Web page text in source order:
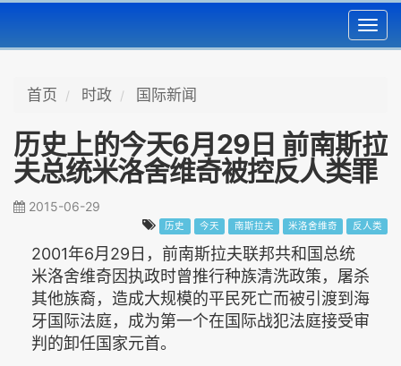
首页 时政 国际新闻
历史上的今天6月29日 前南斯拉
夫总统米洛舍维奇被控反人类罪
2015-06-29
历史 今天 南斯拉夫 米洛舍维奇 反人类
2001年6月29日，前南斯拉夫联邦共和国总统
米洛舍维奇因执政时曾推行种族清洗政策，屠杀
其他族裔，造成大规模的平民死亡而被引渡到海
牙国际法庭，成为第一个在国际战犯法庭接受审
判的卸任国家元首。